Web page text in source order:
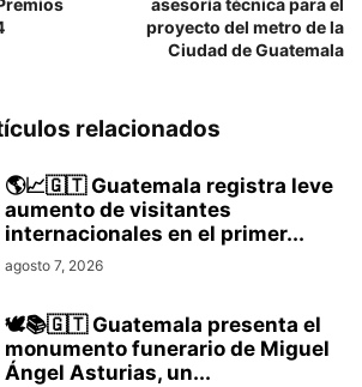
asesoría técnica para el
proyecto del metro de la
Ciudad de Guatemala
relacionados
🌎📈🇬🇹 Guatemala registra leve
aumento de visitantes
internacionales en el primer...
agosto 7, 2026
🕊️📚🇬🇹 Guatemala presenta el
monumento funerario de Miguel
Ángel Asturias, un...